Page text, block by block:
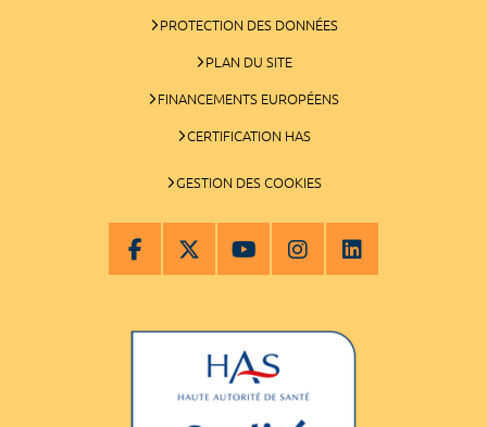
PROTECTION DES DONNÉES
PLAN DU SITE
FINANCEMENTS EUROPÉENS
CERTIFICATION HAS
GESTION DES COOKIES